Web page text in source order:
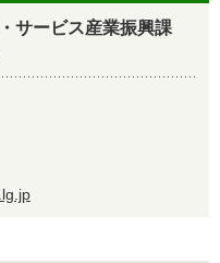
サービス産業振興課